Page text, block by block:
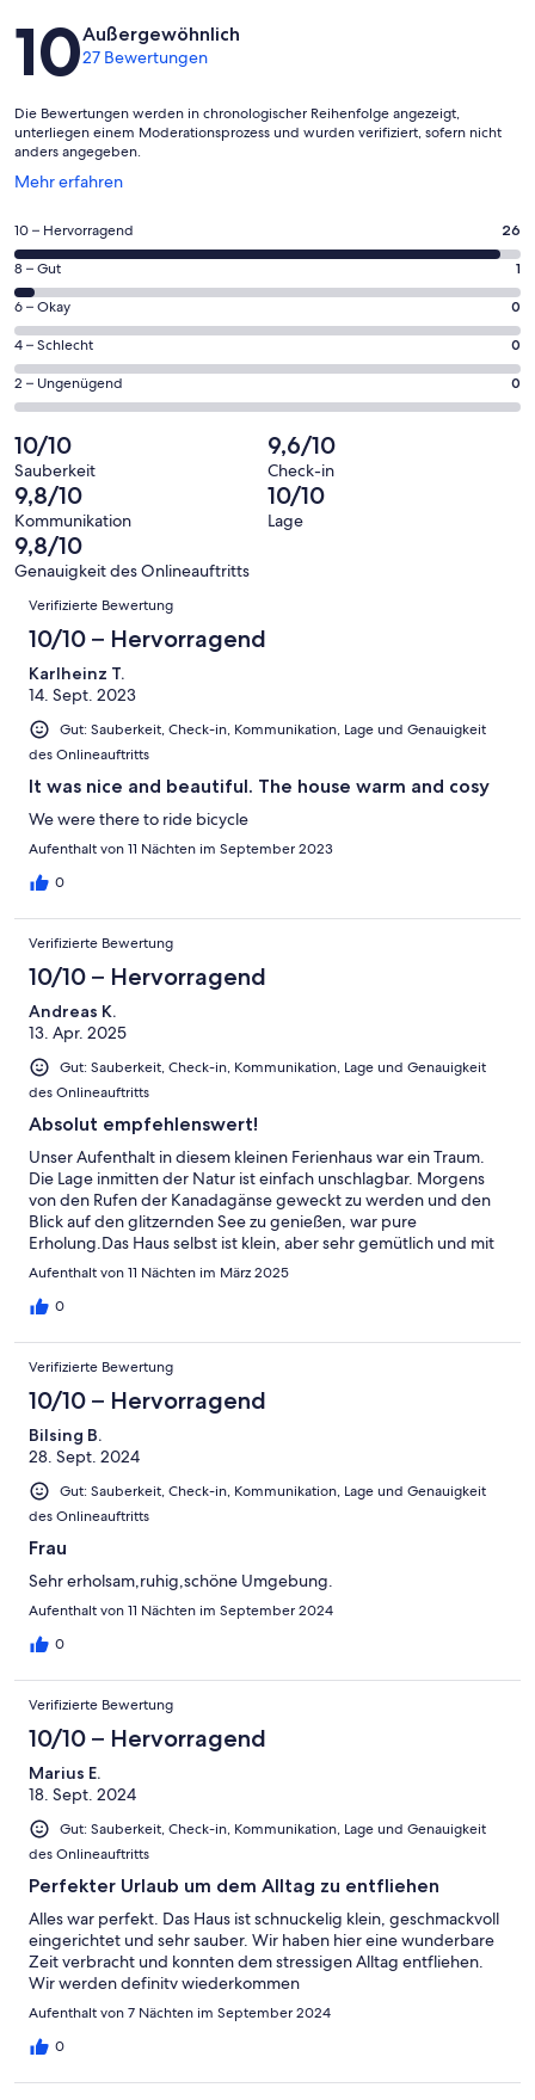
Bewertungen
10Außergewöhnlich
27 Bewertungen
Die Bewertungen werden in chronologischer Reihenfolge angezeigt,
unterliegen einem Moderationsprozess und wurden verifiziert, sofern nicht
anders angegeben.
Mehr erfahren
Wird
einem
neuen
Fenster
geöffnet
26
von
insgesamt
27
Gästebewertungen
haben
eine
Bewertung
von
10
-
Hervorragend
10 – Hervorragend 26
1
von
insgesamt
27
Gästebewertungen
haben
Bewertung
von
8
-
Gut
8 – Gut 1
0
von
insgesamt
27
Gästebewertungen
haben
eine
Bewertung
von
6
-
Okay
6 – Okay 0
0
von
insgesamt
Gästebewertungen
haben
eine
Bewertung
von
4
4 – Schlecht 0
0
von
insgesamt
27
Gästebewertungen
haben
eine
Bewertung
2 – Ungenügend 0
10/10
Sauberkeit
9,6/10
Check-in
9,8/10
Kommunikation
10/10
Lage
9,8/10
Genauigkeit des Onlineauftritts
Bewertungen
Verifizierte Bewertung
10/10 – Hervorragend
Karlheinz T.
14. Sept. 2023
Gut: Sauberkeit, Check-in, Kommunikation, Lage und Genauigkeit
des Onlineauftritts
It was nice and beautiful. The house warm and cosy
We were there to ride bicycle
Aufenthalt von 11 Nächten im September 2023
0
Verifizierte Bewertung
10/10 – Hervorragend
Andreas K.
13. Apr. 2025
Gut: Sauberkeit, Check-in, Kommunikation, Lage und Genauigkeit
des Onlineauftritts
Absolut empfehlenswert!
Unser Aufenthalt in diesem kleinen Ferienhaus war ein Traum.
Die Lage inmitten der Natur ist einfach unschlagbar. Morgens
von den Rufen der Kanadagänse geweckt zu werden und den
Blick auf den glitzernden See zu genießen, war pure
Erholung.Das Haus selbst ist klein, aber sehr gemütlich und mit
allem ausgestattet, was man für einen entspannten Urlaub
perfekt, um dem Alltagsstress zu entfliehen und neue Energie
zum Baden oder Bootfahren (wir haben es im Frühjahr, April,
genossen).Der Vermieter ist sehr freundlich und hilfsbereit, die
Kommunikation unkompliziert. Wir haben uns von der ersten
Minute an wohlgefühlt und kommen garantiert wieder! Wer
eine Auszeit in der Natur sucht, ist hier genau richtig.
Aufenthalt von 11 Nächten im März 2025
0
Verifizierte Bewertung
10/10 – Hervorragend
Bilsing B.
28. Sept. 2024
Gut: Sauberkeit, Check-in, Kommunikation, Lage und Genauigkeit
des Onlineauftritts
Frau
Sehr erholsam,ruhig,schöne Umgebung.
Aufenthalt von 11 Nächten im September 2024
0
Verifizierte Bewertung
10/10 – Hervorragend
Marius E.
18. Sept. 2024
Gut: Sauberkeit, Check-in, Kommunikation, Lage und Genauigkeit
des Onlineauftritts
Perfekter Urlaub um dem Alltag zu entfliehen
Alles war perfekt. Das Haus ist schnuckelig klein, geschmackvoll
eingerichtet und sehr sauber. Wir haben hier eine wunderbare
Zeit verbracht und konnten dem stressigen Alltag entfliehen.
Wir werden definitv wiederkommen
Aufenthalt von 7 Nächten im September 2024
0